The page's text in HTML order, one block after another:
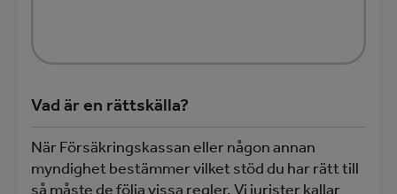
Vad är en rättskälla?
När Försäkringskassan eller någon annan
myndighet bestämmer vilket stöd du har rätt till
så måste de följa vissa regler. Vi jurister kallar